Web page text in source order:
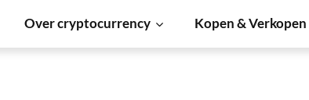
Over cryptocurrency Kopen & Verkopen